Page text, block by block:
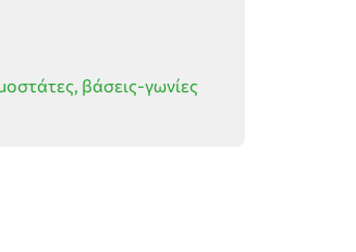
βάσεις-γωνίες